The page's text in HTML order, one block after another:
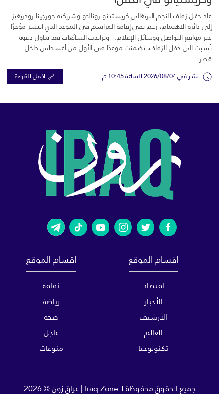
عاد حفل زفاف النجم البرتغالي كريستيانو رونالدو وشريكته جورجينا رودريغيز
إلى دائرة الاهتمام، رغم نفي إقامة المراسم في الموعد الذي انتشر مؤخرًا
عبر مواقع التواصل ووسائل الإعلام. وتزايدت الشائعات بعد تداول دعوة
نُسبت إلى حفل الزفاف، تضمنت موعدًا في الأول من أغسطس داخل
قصر...
نشر في 2026/08/04 الساعة 10:45 م اكمل القراءة
اقسام الموقع
اقتصاد
الأخبار
الأرشيف
العالم
تكنولوجيا
اقسام الموقع
ثقافة
رياضة
صحة
عاجل
منوعات
جميع الحقوق محفوظة لـIraq Zone | عراق زون © 2026